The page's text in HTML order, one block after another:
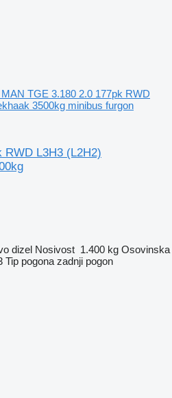
MAN TGE 3.180 2.0 177pk RWD
3500kg minibus furgon
RWD L3H3 (L2H2)
dizel Nosivost 1.400 kg Osovinska
Tip pogona zadnji pogon